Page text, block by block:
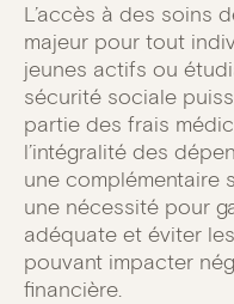
L’accès à des soins
majeur pour tout
jeunes actifs ou
sécurité sociale
partie des frais
l’intégralité des
une complémentaire
une nécessité pour
adéquate et éviter
pouvant impacter
financière.